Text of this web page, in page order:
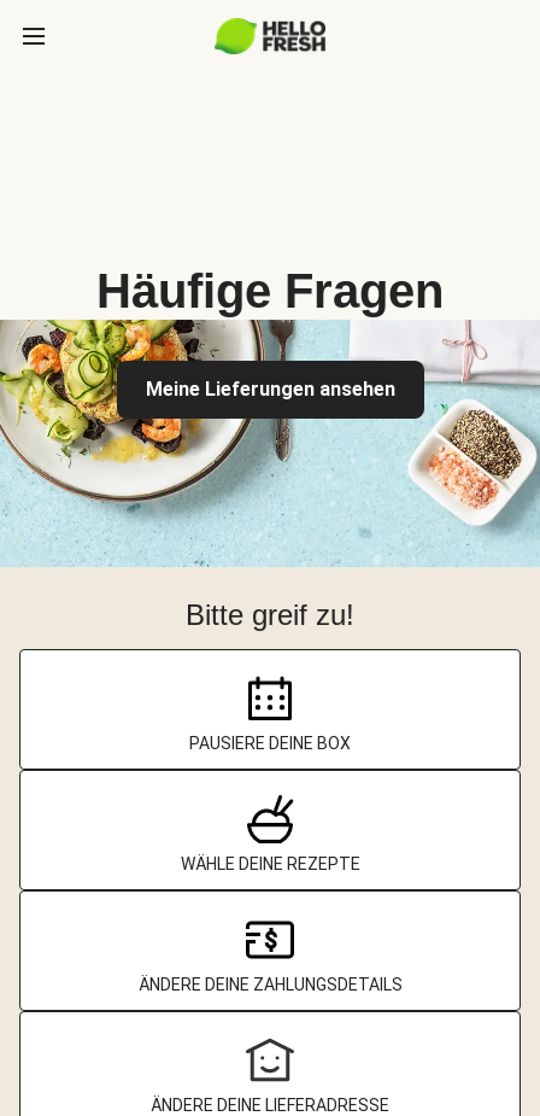
Häufige Fragen
Meine Lieferungen ansehen
Bitte greif zu!
PAUSIERE DEINE BOX
WÄHLE DEINE REZEPTE
ÄNDERE DEINE ZAHLUNGSDETAILS
ÄNDERE DEINE LIEFERADRESSE